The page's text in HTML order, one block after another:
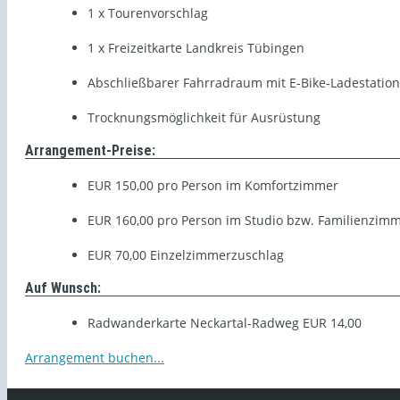
1 x Tourenvorschlag
1 x Freizeitkarte Landkreis Tübingen
Abschließbarer Fahrradraum mit E-Bike-Ladestation
Trocknungsmöglichkeit für Ausrüstung
Arrangement-Preise:
EUR 150,00 pro Person im Komfortzimmer
EUR 160,00 pro Person im Studio bzw.
EUR 70,00 Einzelzimmerzuschlag
Auf Wunsch:
Radwanderkarte Neckartal-Radweg EUR 14,00
Arrangement buchen...